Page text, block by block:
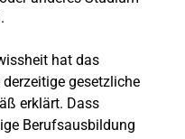
hat das
gesetzliche
erklärt. Dass
Berufsausbildung